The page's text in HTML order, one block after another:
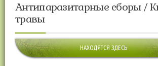
Антипаразитарные сборы /
травы
НАХОДЯТСЯ ЗДЕСЬ